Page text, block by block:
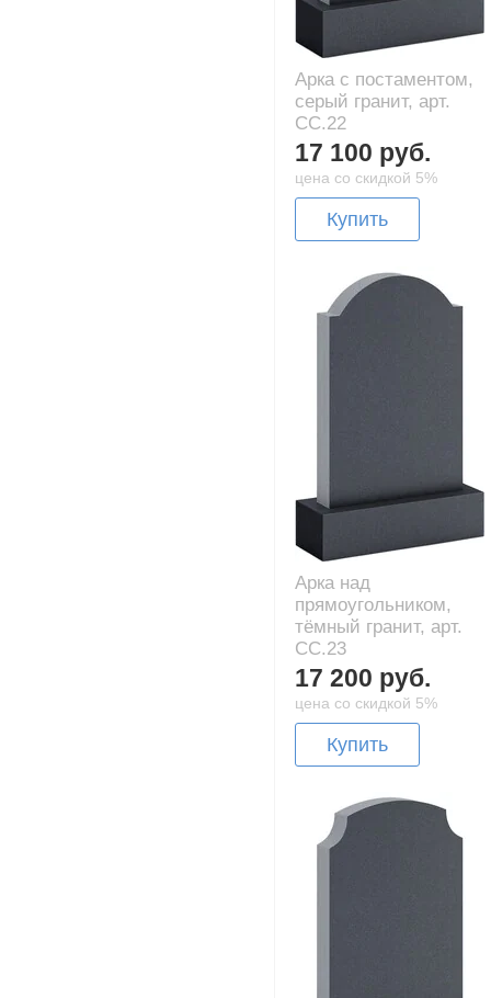
Арка с постаментом,
серый гранит, арт.
CC.22
17 100 руб.
цена со скидкой 5%
Купить
Арка над
прямоугольником,
тёмный гранит, арт.
CC.23
17 200 руб.
цена со скидкой 5%
Купить